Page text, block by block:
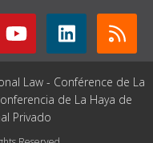
Law - Conférence de La
de La Haya de
Privado